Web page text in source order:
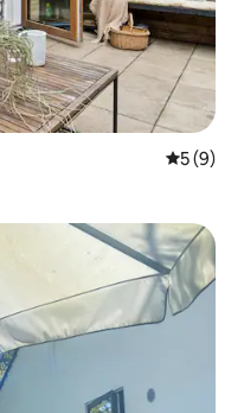
5 de
5 (9)